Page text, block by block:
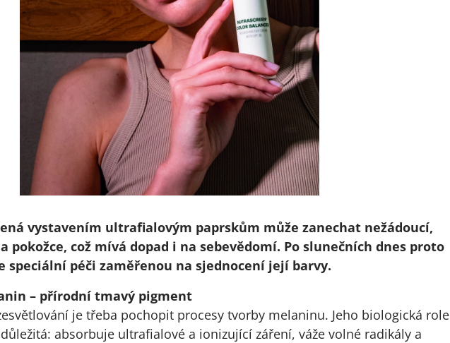
vystavením ultrafialovým paprskům může zanechat nežádoucí,
pokožce, což mívá dopad i na sebevědomí. Po slunečních dnes proto
speciální péči zaměřenou na sjednocení její barvy.
– přírodní tmavý pigment
je třeba pochopit procesy tvorby melaninu. Jeho biologická role
absorbuje ultrafialové a ionizující záření, váže volné radikály a